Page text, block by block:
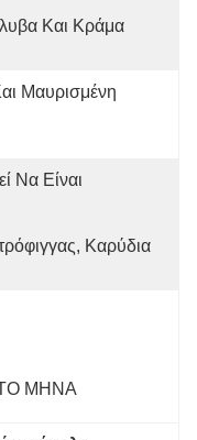
Και Κράμα
Μαυρισμένη
Να Είναι
Καρύδια
ΜΗΝΑ